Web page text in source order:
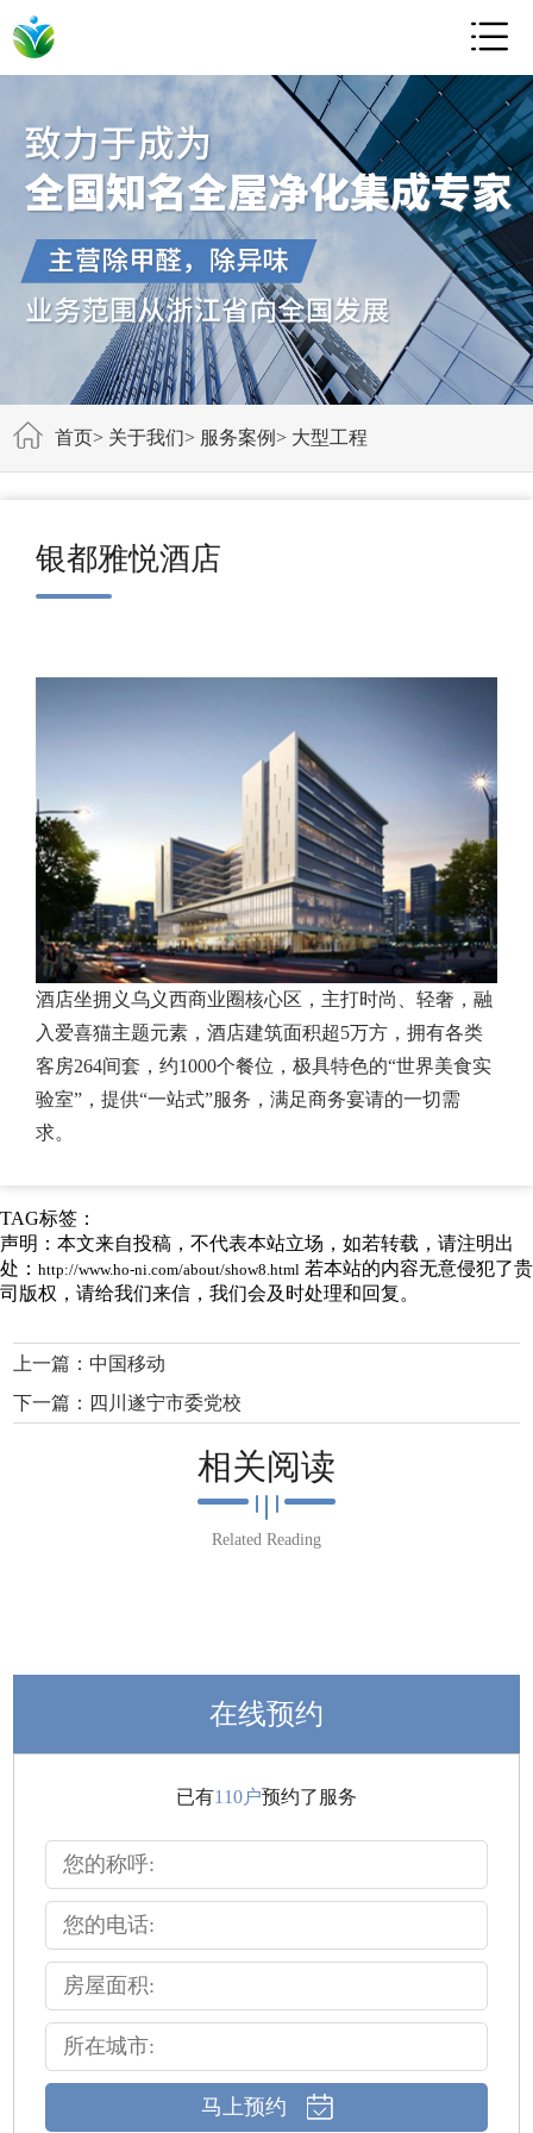

首页> 关于我们> 服务案例> 大型工程
银都雅悦酒店
酒店坐拥义乌义西商业圈核心区，主打时尚、轻奢，融
入爱喜猫主题元素，酒店建筑面积超5万方，拥有各类
客房264间套，约1000个餐位，极具特色的“世界美食实
验室”，提供“一站式”服务，满足商务宴请的一切需
求。
TAG标签：
声明：本文来自投稿，不代表本站立场，如若转载，请注明出
处： http://www.ho-ni.com/about/show8.html 若本站的内容无意侵犯了贵
司版权，请给我们来信，我们会及时处理和回复。
上一篇： 中国移动
下一篇： 四川遂宁市委党校
相关阅读
Related Reading
在线预约
已有110户预约了服务
马上预约